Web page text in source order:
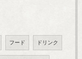
フード ドリンク